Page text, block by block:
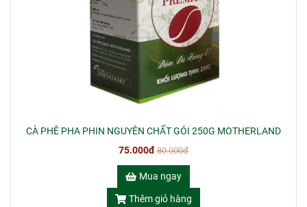
CÀ PHÊ PHA PHIN NGUYÊN CHẤT GÓI 250G MOTHERLAND
75.000đ 80.000đ
Mua ngay
Thêm giỏ hàng